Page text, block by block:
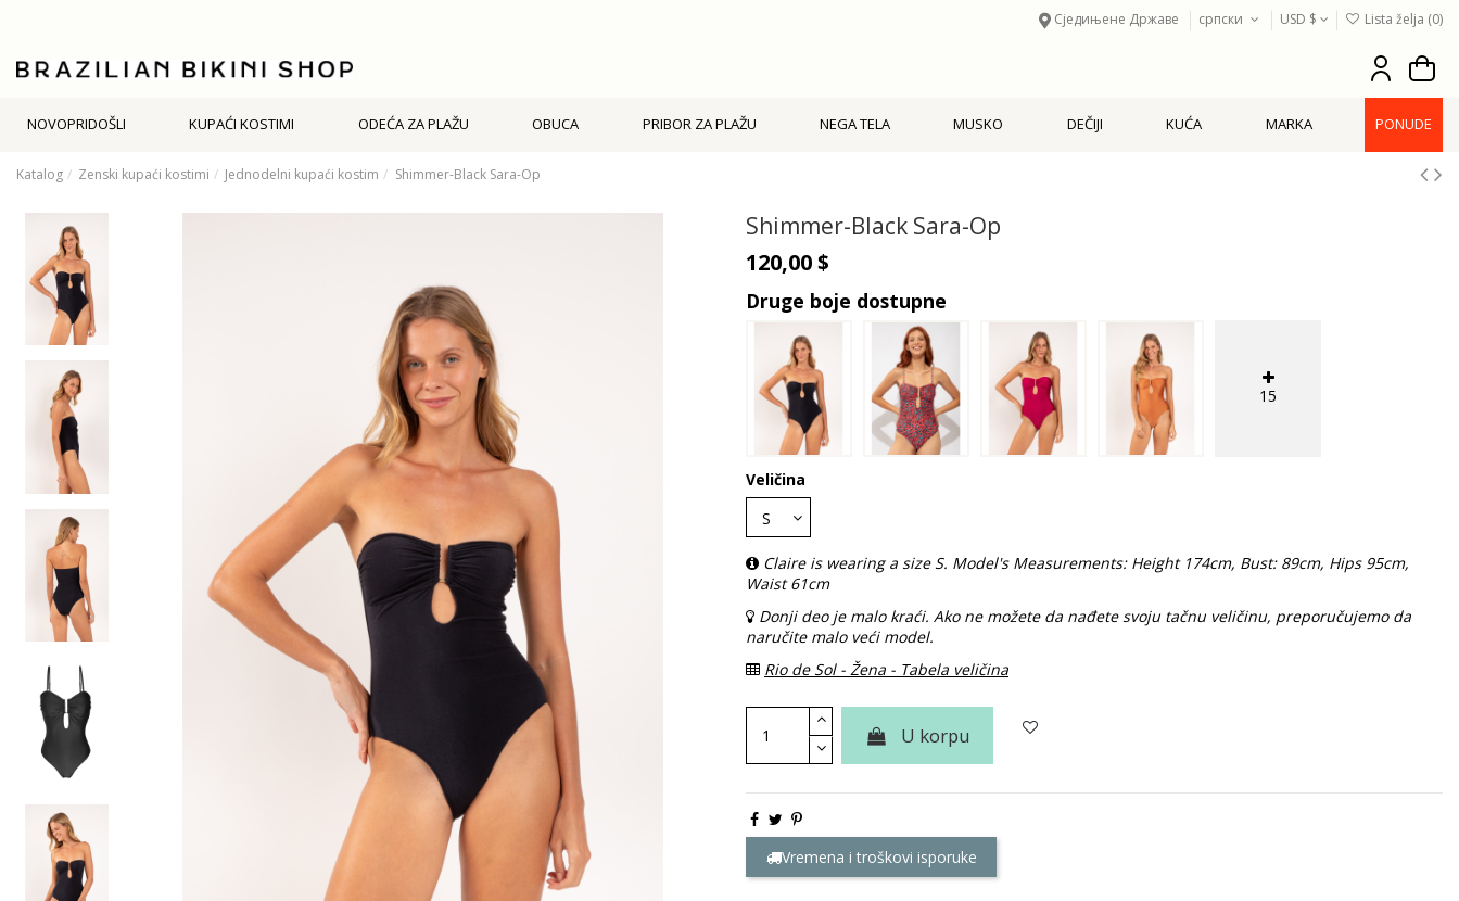
Сједињене Државе српски USD $ Lista želja (0)
NOVOPRIDOŠLI KUPAĆI KOSTIMI ODEĆA ZA PLAŽU OBUCA PRIBOR ZA PLAŽU NEGA TELA MUSKO DEČIJI KUĆA MARKA PONUDE
Katalog Zenski kupaći kostimi Jednodelni kupaći kostim Shimmer-Black Sara-Op
Shimmer-Black Sara-Op
120,00 $
Druge boje dostupne
15
Veličina
Claire is wearing a size S. Model's Measurements: Height 174cm, Bust: 89cm, Hips 95cm,
Waist 61cm
Donji deo je malo kraći. Ako ne možete da nađete svoju tačnu veličinu, preporučujemo da
naručite malo veći model.
Rio de Sol - Žena - Tabela veličina
U korpu
Vremena i troškovi isporuke